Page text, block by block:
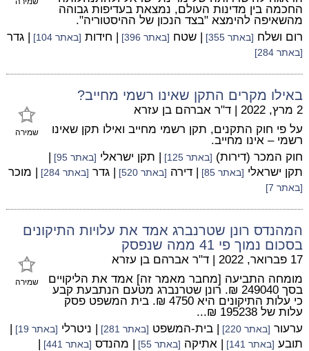
החכמה בין מדינות העולם, נמצאת בעדיפות גבוהה
מהשאיפה להימצא "בצד הנכון של ההיסטוריה".
רום ושלח [באתר 355] | שטח [באתר 396] | חידות [באתר 104] | גדר
[באתר 284]
באילו מקרים התקן שאינו רשמי מחייב?
שמירה
2 מרץ, 2022 | ד"ר אברהם בן עזרא
על פי חוק התקנים, תקן רשמי מחייב ואילו תקן שאינו
רשמי – אינו מחייב.
חוק המכר (דירות) [באתר 125] | תקן ישראלי [באתר 95]
|
תקן ישראלי [באתר 85] | דירה [באתר 520] | גדר [באתר 284] | מוכר
[באתר 7]
המהנדס רונן שטרנברג אמד את עלויות התיקונים
בסכום נמוך פי 41 ממה שנפסק
שמירה
17 פברואר, 2022 | ד"ר אברהם בן עזרא
מומחה התביעה [מחבר מאמר זה] אמד את הליקויים
בסך 249040 ₪. רונן שטרנברג מטעם הנתבעת קבע
כי עלות התיקונים היא 4750 ₪. בית המשפט פסק
עלות של 195238 ₪...
ערעור [באתר 220] | בית-המשפט [באתר 281] | ניטרלי [באתר 19]
|
תובע [באתר 141] | אתיקה [באתר 55] | מהנדס [באתר 441]
|